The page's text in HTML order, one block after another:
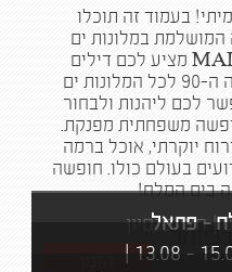
בעמוד זה תוכלו
במלונות ים
המלח.צוות אתר MALON365 מציע לכם דילים
אטרקטיביים, מבצעים בדקה ה-90 לכל המלונות ים
לכם ליהנות ולבחור
משפחתית מפנקת.
יוקרתי, אוכל ברמה
בעולם כולו. חופשה
בים המלח!
|חצי פנסיון
- פתאל
13.08 -
|